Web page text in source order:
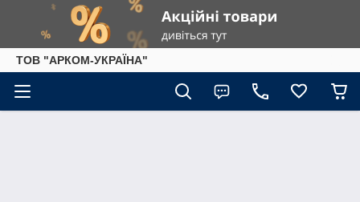
ТОВ "АРКОМ-УКРАЇНА"